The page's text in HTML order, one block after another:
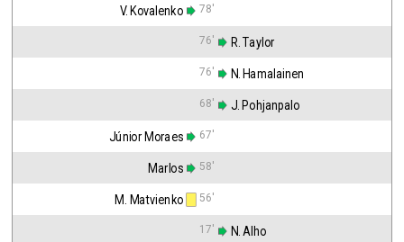
V. Kovalenko 78'
76' R. Taylor
76' N. Hamalainen
68' J. Pohjanpalo
Júnior Moraes 67'
Marlos 58'
M. Matvienko 56'
17' N. Alho